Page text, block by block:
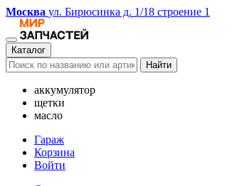
Москва ул. Бирюсинка д. 1/18 строение 1
Каталог
Найти
аккумулятор
щетки
масло
Гараж
Корзина
Войти